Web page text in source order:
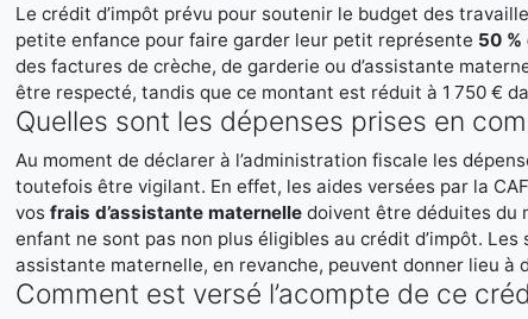
Le crédit d’impôt prévu pour soutenir le budget des
petite enfance pour faire garder leur petit représente 50
des factures de crèche, de garderie ou d’assistante
être respecté, tandis que ce montant est réduit à 1 750 €
Quelles sont les dépenses prises en
Au moment de déclarer à l’administration fiscale les
toutefois être vigilant. En effet, les aides versées par la
vos frais d’assistante maternelle doivent être déduites du
enfant ne sont pas non plus éligibles au crédit d’impôt. Les
assistante maternelle, en revanche, peuvent donner lieu à
Comment est versé l’acompte de ce